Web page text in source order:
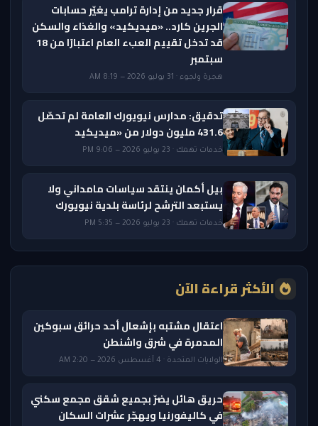
قرار جديد من إدارة ترامب يغيّر حسابات
الجرين كارد.. «ميديكيد» والغذاء والسكن
قد تدخل تقييم العبء العام اعتبارًا من 18
سبتمبر
هجرة ولجوء · 31 يوليو 2026 — 8:19 AM
تدقيق: مدارس نيويورك العامة لم تحصّل
431.6 مليون دولار من «ميديكيد
خدمات تهمك · 23 يوليو 2026 — 9:06 PM
بيل أكمان ينتقد سياسات مامداني ولا
يستبعد الترشح لرئاسة بلدية نيويورك
خدمات تهمك · 23 يوليو 2026 — 5:35 PM
الأكثر قراءة الآن
اعتقال مشتبه بإشعال أحد حرائق سبوكين
المدمرة في شرق واشنطن
الولايات المتحدة · 4 أغسطس 2026 — 2:20 AM
حريق هائل يضرّ بجميع شقق مجمع سكني
في كاليفورنيا ويهجّر عشرات السكان